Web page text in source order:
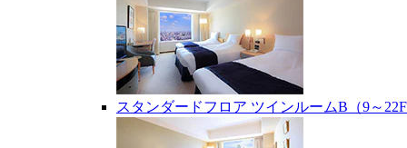
スタンダードフロア ツインルームB（9～22F